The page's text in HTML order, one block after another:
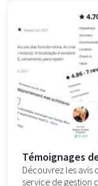
Témoignages
Découvrez les
service de gestion